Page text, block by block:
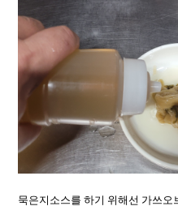
묵은지소스를 하기 위해선 가쓰